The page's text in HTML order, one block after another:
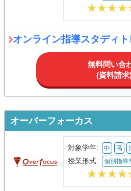
オンライン指導スタディ
無料問い合
(資料請求
オーバーフォーカス
対象学年: 中 高
授業形式: 個別指導